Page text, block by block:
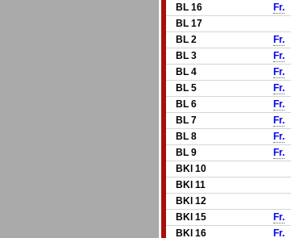
BL 16
Fr.
BL 17
BL 2
Fr.
BL 3
Fr.
BL 4
Fr.
BL 5
Fr.
BL 6
Fr.
BL 7
Fr.
BL 8
Fr.
BL 9
Fr.
BKl 10
BKl 11
BKl 12
BKl 15
Fr.
BKl 16
Fr.